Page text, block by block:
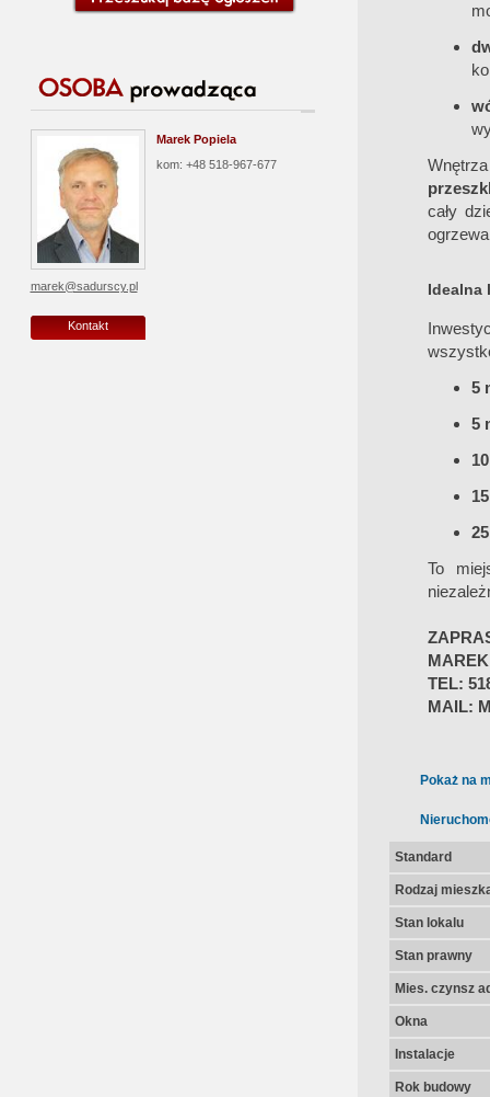
Marek Popiela
kom: +48 518-967-677
marek@sadurscy.pl
Kontakt
cały
Idealna
5
5
To
TEL:
MAIL:
Pokaż na
Standard
Rodzaj
Stan lokalu
Stan prawny
Mies. czynsz
Okna
Instalacje
Rok budowy